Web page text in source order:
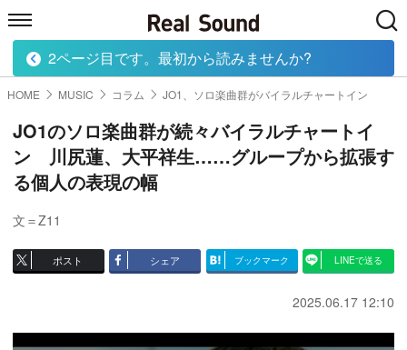
HOME MUSIC MOVIE TECH
HOME MUSIC コラム JO1、ソロ楽曲群がバイラルチャートイン
JO1のソロ楽曲群が続々バイラルチャートイ
ン 川尻蓮、大平祥生……グループから拡張す
る個人の表現の幅
文＝Z11
ポスト シェア ブックマーク LINEで送る
2025.06.17 12:10
2ページ目です。最初から読みませんか?